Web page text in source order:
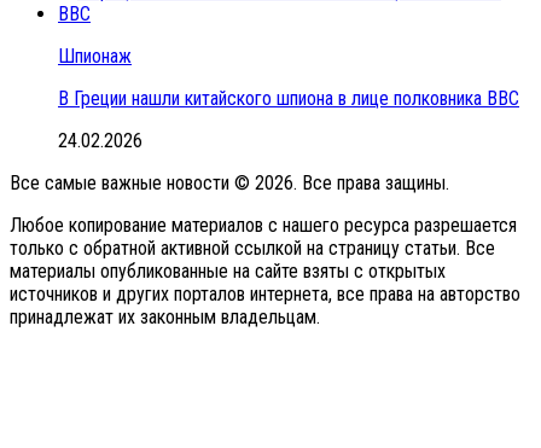
Шпионаж
В Греции нашли китайского шпиона в лице полковника ВВС
24.02.2026
Все самые важные новости © 2026. Все права защины.
Любое копирование материалов с нашего ресурса разрешается
только с обратной активной ссылкой на страницу статьи. Все
материалы опубликованные на сайте взяты с открытых
источников и других порталов интернета, все права на авторство
принадлежат их законным владельцам.